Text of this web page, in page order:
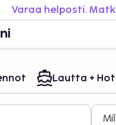
Varaa helposti.
Lautta +